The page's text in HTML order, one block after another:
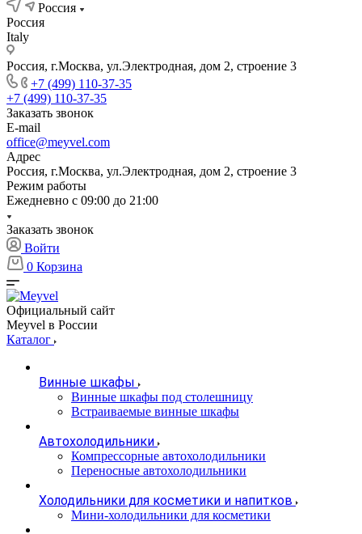
Россия
Россия
Italy
Россия, г.Москва, ул.Электродная, дом 2, строение 3
+7 (499) 110-37-35
+7 (499) 110-37-35
Заказать звонок
E-mail
office@meyvel.com
Адрес
Россия, г.Москва, ул.Электродная, дом 2, строение 3
Режим работы
Ежедневно с 09:00 до 21:00
Заказать звонок
Войти
0 Корзина
Официальный сайт
Meyvel в России
Каталог
Винные шкафы
Винные шкафы под столешницу
Встраиваемые винные шкафы
Автохолодильники
Компрессорные автохолодильники
Переносные автохолодильники
Холодильники для косметики и напитков
Мини-холодильники для косметики